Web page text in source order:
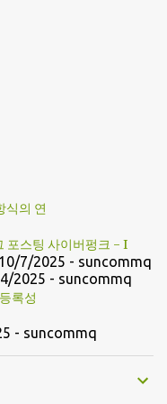
식의 연
포스팅 사이버펑크 - I
7/2025 - suncommq
2025 - suncommq
록성
- suncommq